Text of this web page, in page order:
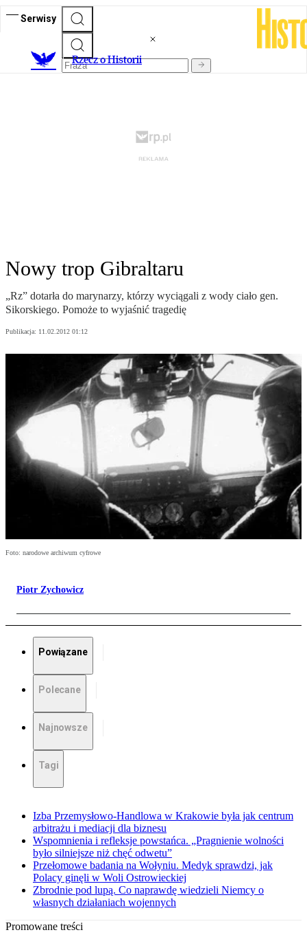
Serwisy
Rzecz o Historii
Nowy trop Gibraltaru
„Rz” dotarła do marynarzy, którzy wyciągali z wody ciało gen.
Sikorskiego. Pomoże to wyjaśnić tragedię
Publikacja: 11.02.2012 01:12
Foto: narodowe archiwum cyfrowe
Piotr Zychowicz
Powiązane
Polecane
Najnowsze
Tagi
Izba Przemysłowo-Handlowa w Krakowie była jak centrum
arbitrażu i mediacji dla biznesu
Wspomnienia i refleksje powstańca. „Pragnienie wolności
było silniejsze niż chęć odwetu”
Przełomowe badania na Wołyniu. Medyk sprawdzi, jak
Polacy ginęli w Woli Ostrowieckiej
Zbrodnie pod lupą. Co naprawdę wiedzieli Niemcy o
własnych działaniach wojennych
Promowane treści